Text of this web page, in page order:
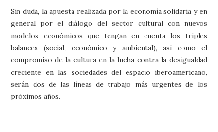
Sin duda, la apuesta realizada por la economía solidaria y en
general por el diálogo del sector cultural con nuevos
modelos económicos que tengan en cuenta los triples
balances (social, económico y ambiental), así como el
compromiso de la cultura en la lucha contra la desigualdad
creciente en las sociedades del espacio iberoamericano,
serán dos de las líneas de trabajo más urgentes de los
próximos años.